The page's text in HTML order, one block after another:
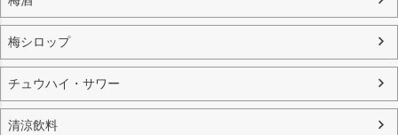
梅シロップ
チュウハイ・サワー
清涼飲料